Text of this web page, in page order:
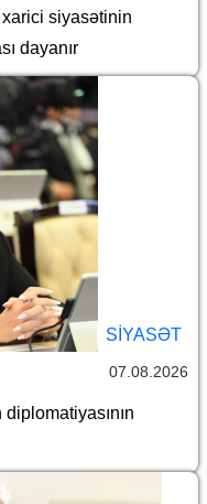
siyasətinin
dayanır
SİYASƏT
07.08.2026